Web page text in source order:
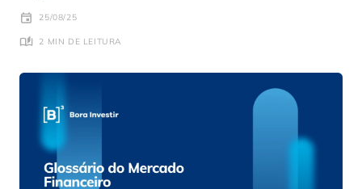
25/08/25
2 MIN DE LEITURA